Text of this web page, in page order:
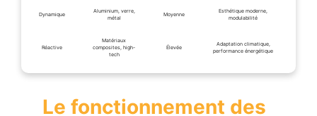
Dynamique
Aluminium, verre,
métal
Moyenne
Esthétique moderne,
modulabilité
Réactive
Matériaux
composites, high-
tech
Élevée
Adaptation climatique,
performance énergétique
Le fonctionnement des